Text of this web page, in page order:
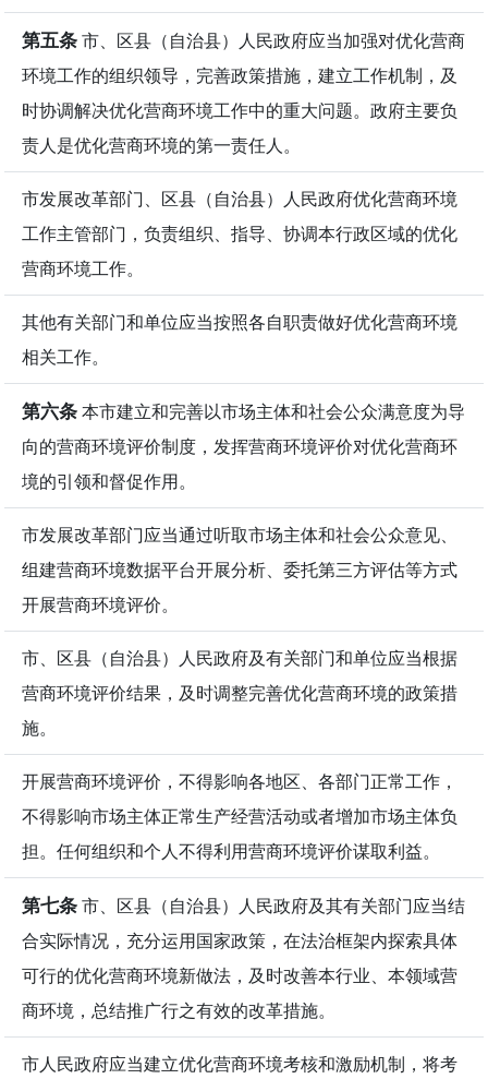
第五条市、区县（自治县）人民政府应当加强对优化营商
环境工作的组织领导，完善政策措施，建立工作机制，及
时协调解决优化营商环境工作中的重大问题。政府主要负
责人是优化营商环境的第一责任人。
市发展改革部门、区县（自治县）人民政府优化营商环境
工作主管部门，负责组织、指导、协调本行政区域的优化
营商环境工作。
其他有关部门和单位应当按照各自职责做好优化营商环境
相关工作。
第六条本市建立和完善以市场主体和社会公众满意度为导
向的营商环境评价制度，发挥营商环境评价对优化营商环
境的引领和督促作用。
市发展改革部门应当通过听取市场主体和社会公众意见、
组建营商环境数据平台开展分析、委托第三方评估等方式
开展营商环境评价。
市、区县（自治县）人民政府及有关部门和单位应当根据
营商环境评价结果，及时调整完善优化营商环境的政策措
施。
开展营商环境评价，不得影响各地区、各部门正常工作，
不得影响市场主体正常生产经营活动或者增加市场主体负
担。任何组织和个人不得利用营商环境评价谋取利益。
第七条市、区县（自治县）人民政府及其有关部门应当结
合实际情况，充分运用国家政策，在法治框架内探索具体
可行的优化营商环境新做法，及时改善本行业、本领域营
商环境，总结推广行之有效的改革措施。
市人民政府应当建立优化营商环境考核和激励机制，将考